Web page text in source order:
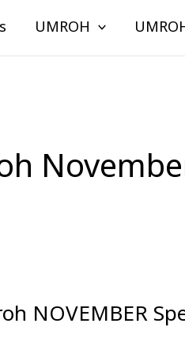
UMROH
NOVEMBER